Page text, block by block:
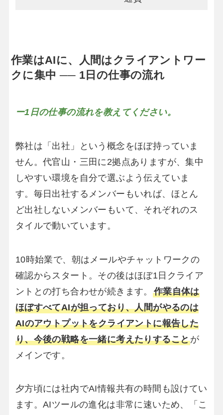
作業はAIに、人間はクライアントワー
クに集中 ── 1日の仕事の流れ
ー1日の仕事の流れを教えてください。
弊社は「出社」という概念をほぼ持っていま
せん。代官山・三田に2拠点ありますが、集中
しやすい環境を自分で選ぶよう伝えていま
す。毎日出社するメンバーもいれば、ほとん
ど出社しないメンバーもいて、それぞれのス
タイルで動いています。
10時始業で、朝はメールやチャットワークの
確認からスタート。その後はほぼ1日クライア
ントとの打ち合わせが続きます。 作業自体は
ほぼすべてAIが担っており、人間がやるのは
AIのアウトプットをクライアントに報告した
り、今後の戦略を一緒に考えたりすることが
メインです。
夕方頃には社内でAI情報共有の時間も設けてい
ます。AIツールの進化は非常に速いため、「こ